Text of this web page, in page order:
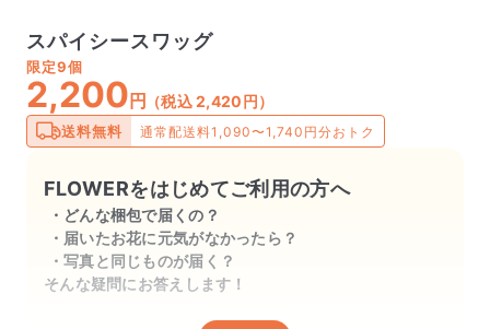
スパイシースワッグ
限定9個
2,200 円 （税込 2,420円）
送料無料 通常配送料1,090〜1,740円分おトク
FLOWERをはじめてご利用の方へ
どんな梱包で届くの？
届いたお花に元気がなかったら？
写真と同じものが届く？
そんな疑問にお答えします！